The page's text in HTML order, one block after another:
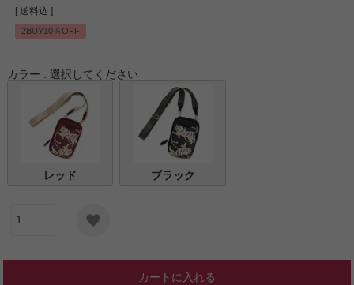
送料込
2BUY10％OFF
カラー 選択してください
レッド ブラック
カートに入れる